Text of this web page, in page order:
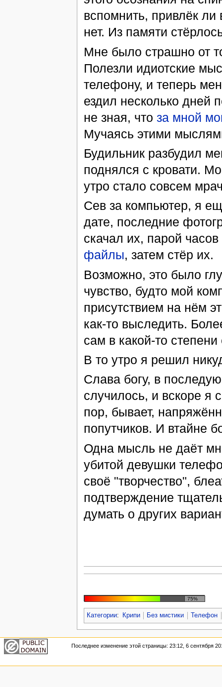
вспомнить, привлёк ли
нет. Из памяти
Мне было страшно от
Полезли идиотские
телефону, и теперь
ездил несколько дней
не зная, что за мной
Мучаясь этими
Будильник разбудил
поднялся с кровати.
утро стало совсем
Сев за компьютер, я
дате, последние
скачал их, парой
файлы, затем стёр их.
Возможно, это было
чувство, будто мой
присутствием на нём
как-то выследить.
сам в какой-то
В то утро я решил
Слава богу, в
случилось, и вскоре я
пор, бывает,
попутчиков. И втайне
Одна мысль не даёт
убитой девушки
своё "творчество",
подтверждение
думать о других
75%
Категории: Крипи Без мистики Телефон
Последнее изменение этой страницы: 23:12, 6 сентября